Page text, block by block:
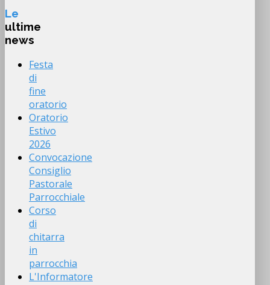
Le
ultime
news
Festa
di
fine
oratorio
Oratorio
Estivo
2026
Convocazione
Consiglio
Pastorale
Parrocchiale
Corso
di
chitarra
in
parrocchia
L'Informatore